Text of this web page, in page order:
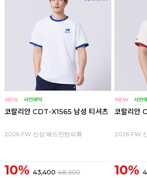
코랄리안 CDT-X1565 남성 티셔츠
2026 FW 신상 배드민턴의류
10% 43,400 48,300
코랄리안
2026 FW
10%